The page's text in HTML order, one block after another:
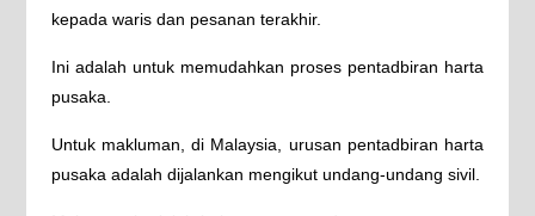
kepada waris dan pesanan terakhir.
Ini adalah untuk memudahkan proses pentadbiran harta
pusaka.
Untuk makluman, di Malaysia, urusan pentadbiran harta
pusaka adalah dijalankan mengikut undang-undang sivil.